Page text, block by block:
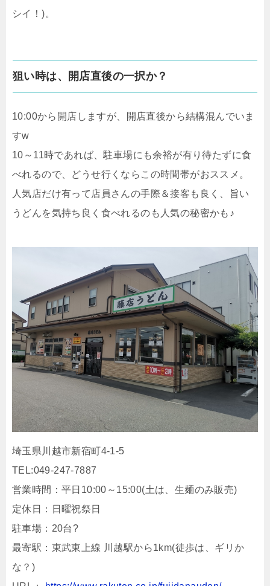
シイ！)。
狙い時は、開店直後の一択か？
10:00から開店しますが、開店直後から結構混んでいま
すw
10～11時であれば、駐車場にも余裕が有り待たずに食
べれるので、どうせ行くならこの時間帯がおススメ。
人気店だけ有って店員さんの手際＆接客も良く、旨い
うどんを気持ち良く食べれるのも人気の秘密かも♪
埼玉県川越市新宿町4-1-5
TEL:049-247-7887
営業時間：平日10:00～15:00(土は、生麺のみ販売)
定休日：日曜祝祭日
駐車場：20台?
最寄駅：東武東上線 川越駅から1km(徒歩は、ギリか
な？)